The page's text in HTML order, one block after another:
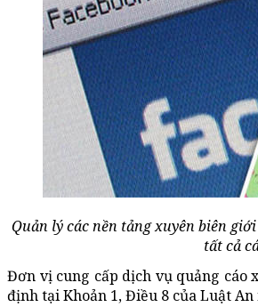
Quản lý các nền tảng xuyên biên
tất cả
Đơn vị cung cấp dịch vụ quảng
định tại Khoản 1, Điều 8 của Luật